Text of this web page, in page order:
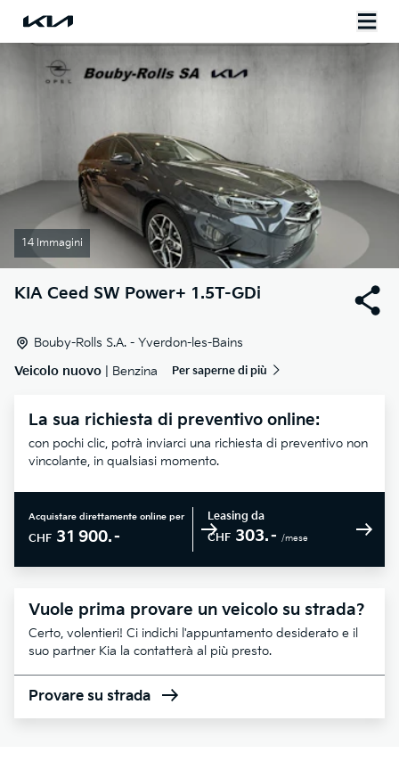
14 Immagini
KIA Ceed SW Power+ 1.5T-GDi
Bouby-Rolls S.A. - Yverdon-les-Bains
Veicolo nuovo | Benzina Per saperne di più
La sua richiesta di preventivo online:
con pochi clic, potrà inviarci una richiesta di preventivo non
vincolante, in qualsiasi momento.
Acquistare direttamente online per
CHF 31 900.–
Leasing da
CHF 303.– /mese
Vuole prima provare un veicolo su strada?
Certo, volentieri! Ci indichi l'appuntamento desiderato e il
suo partner Kia la contatterà al più presto.
Provare su strada